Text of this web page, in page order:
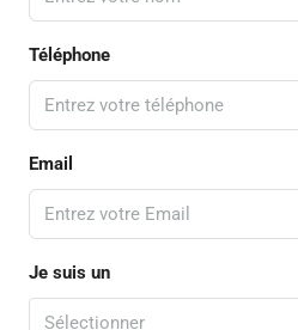
Téléphone
Email
Je suis un
Sélectionner